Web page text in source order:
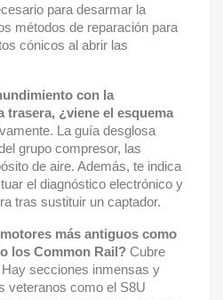
para desarmar la
métodos de reparación para
cónicos al abrir las
con la
trasera, ¿viene el esquema
La guía desglosa
grupo compresor, las
de aire. Además, te indica
el diagnóstico electrónico y
tras sustituir un captador.
más antiguos como
los Common Rail? Cubre
secciones inmensas y
veteranos como el S8U